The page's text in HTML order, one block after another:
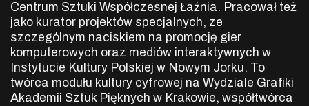
Centrum Sztuki Współczesnej Łaźnia. Pracował też
jako kurator projektów specjalnych, ze
szczególnym naciskiem na promocję gier
komputerowych oraz mediów interaktywnych w
Instytucie Kultury Polskiej w Nowym Jorku. To
twórca modułu kultury cyfrowej na Wydziale Grafiki
Akademii Sztuk Pięknych w Krakowie, współtwórca